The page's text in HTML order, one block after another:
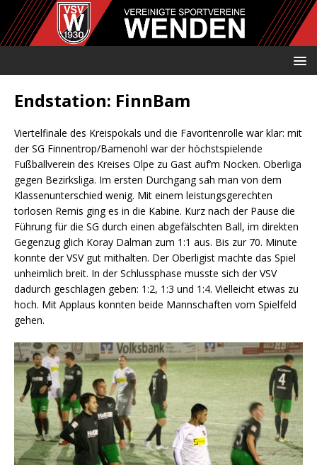
Endstation: FinnBam
Viertelfinale des Kreispokals und die Favoritenrolle war klar: mit
der SG Finnentrop/Bamenohl war der höchstspielende
Fußballverein des Kreises Olpe zu Gast auf’m Nocken. Oberliga
gegen Bezirksliga. Im ersten Durchgang sah man von dem
Klassenunterschied wenig. Mit einem leistungsgerechten
torlosen Remis ging es in die Kabine. Kurz nach der Pause die
Führung für die SG durch einen abgefälschten Ball, im direkten
Gegenzug glich Koray Dalman zum 1:1 aus. Bis zur 70. Minute
konnte der VSV gut mithalten. Der Oberligist machte das Spiel
unheimlich breit. In der Schlussphase musste sich der VSV
dadurch geschlagen geben: 1:2, 1:3 und 1:4. Vielleicht etwas zu
hoch. Mit Applaus konnten beide Mannschaften vom Spielfeld
gehen.